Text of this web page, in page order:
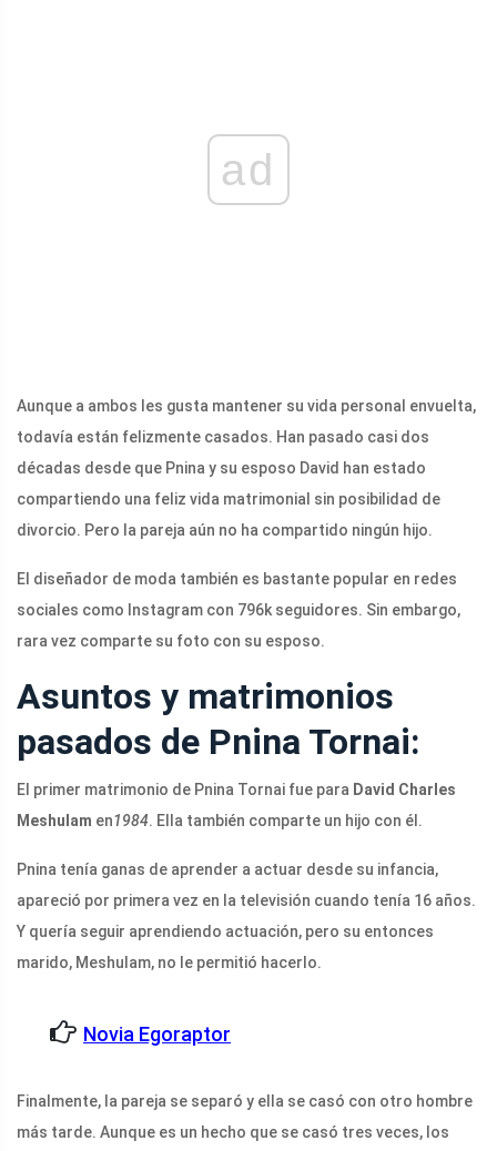
ad
Aunque a ambos les gusta mantener su vida personal envuelta,
todavía están felizmente casados. Han pasado casi dos
décadas desde que Pnina y su esposo David han estado
compartiendo una feliz vida matrimonial sin posibilidad de
divorcio. Pero la pareja aún no ha compartido ningún hijo.
El diseñador de moda también es bastante popular en redes
sociales como Instagram con 796k seguidores. Sin embargo,
rara vez comparte su foto con su esposo.
Asuntos y matrimonios
pasados ​​de Pnina Tornai:
El primer matrimonio de Pnina Tornai fue para David Charles
Meshulam en1984. Ella también comparte un hijo con él.
Pnina tenía ganas de aprender a actuar desde su infancia,
apareció por primera vez en la televisión cuando tenía 16 años.
Y quería seguir aprendiendo actuación, pero su entonces
marido, Meshulam, no le permitió hacerlo.
Novia Egoraptor
Finalmente, la pareja se separó y ella se casó con otro hombre
más tarde. Aunque es un hecho que se casó tres veces, los